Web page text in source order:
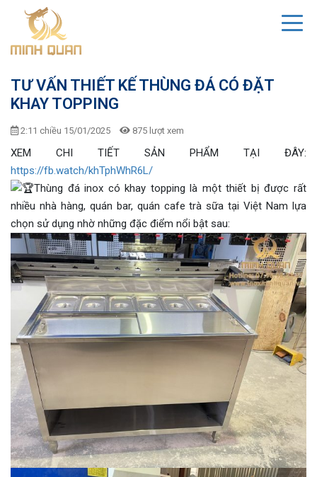
TƯ VẤN THIẾT KẾ THÙNG ĐÁ CÓ ĐẶT
KHAY TOPPING
2:11 chiều 15/01/2025 875 lượt xem
XEM CHI TIẾT SẢN PHẨM TẠI ĐÂY:
https://fb.watch/khTphWhR6L/
Thùng đá inox có khay topping là một thiết bị được rất
nhiều nhà hàng, quán bar, quán cafe trà sữa tại Việt Nam lựa
chọn sử dụng nhờ những đặc điểm nổi bật sau: